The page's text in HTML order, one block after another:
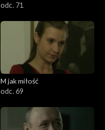
odc. 71
M jak miłość
odc. 69